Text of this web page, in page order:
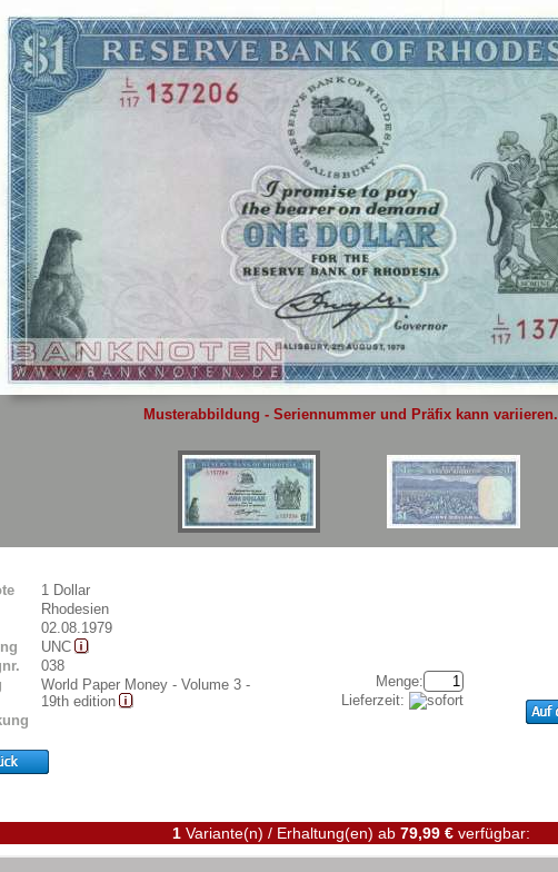
Musterabbildung - Seriennummer und Präfix kann variieren.
1 Dollar
Rhodesien
02.08.1979
UNC
038
World Paper Money - Volume 3 -
19th edition
Menge:
Lieferzeit:
1Variante(n) / Erhaltung(en) ab 79,99 €verfügbar: